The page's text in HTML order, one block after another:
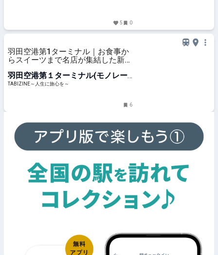
5 0
羽田空港第1ターミナル｜お食事か
らスイーツまで名店が集結した新フ
TABIZINE～人生に旅心を～
羽田空港第１ターミナル(モノレー
ル)駅
TABIZINE～人生に旅心を～
6